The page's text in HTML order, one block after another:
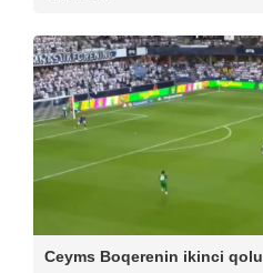
Ceyms Boqerenin ikinci qolu